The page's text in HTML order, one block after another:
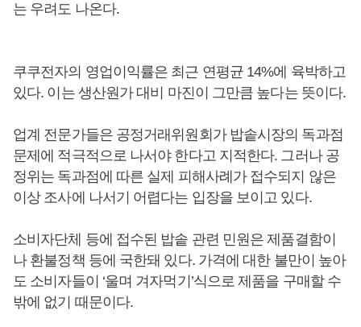
는 우려도 나온다.
쿠쿠전자의 영업이익률은 최근 연평균 14%에 육박하고
있다. 이는 생산원가 대비 마진이 그만큼 높다는 뜻이다.
업계 전문가들은 공정거래위원회가 밥솥시장의 독과점
문제에 적극적으로 나서야 한다고 지적한다. 그러나 공
정위는 독과점에 따른 실제 피해사례가 접수되지 않은
이상 조사에 나서기 어렵다는 입장을 보이고 있다.
소비자단체 등에 접수된 밥솥 관련 민원은 제품결함이
나 환불정책 등에 국한돼 있다. 가격에 대한 불만이 높아
도 소비자들이 ‘울며 겨자먹기’식으로 제품을 구매할 수
밖에 없기 때문이다.